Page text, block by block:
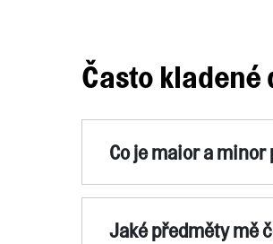
Často kladené
Co je maior a minor
Jaké předměty mě